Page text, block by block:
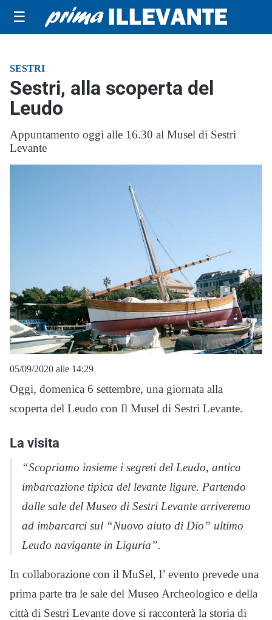
☰
SESTRI
Sestri, alla scoperta del
Leudo
Appuntamento oggi alle 16.30 al Musel di Sestri
Levante
05/09/2020 alle 14:29
Oggi, domenica 6 settembre, una giornata alla
scoperta del Leudo con Il Musel di Sestri Levante.
La visita
“Scopriamo insieme i segreti del Leudo, antica
imbarcazione tipica del levante ligure. Partendo
dalle sale del Museo di Sestri Levante arriveremo
ad imbarcarci sul “Nuovo aiuto di Dio” ultimo
Leudo navigante in Liguria”.
In collaborazione con il MuSel, l’ evento prevede una
prima parte tra le sale del Museo Archeologico e della
città di Sestri Levante dove si racconterà la storia di